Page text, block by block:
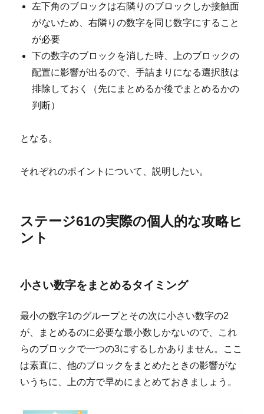
左下角のブロックは右隣りのブロックしか接触面
がないため、右隣りの数字を同じ数字にすること
が必要
下の数字のブロックを消した時、上のブロックの
配置に影響が出るので、手詰まりになる選択肢は
排除しておく（先にまとめるか後でまとめるかの
判断）
となる。
それぞれのポイントについて、説明したい。
ステージ61の実際の個人的な攻略ヒ
ント
小さい数字をまとめるタイミング
最小の数字1のグループとその次に小さい数字の2
が、まとめるのに必要な最小数しかないので、これ
らのブロックで一つの3にするしかありません。ここ
は素直に、他のブロックをまとめたときの影響がな
いうちに、上の方で早めにまとめておきましょう。